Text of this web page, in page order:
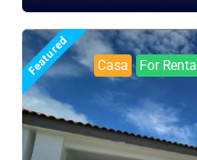
Featured Casa For Renta